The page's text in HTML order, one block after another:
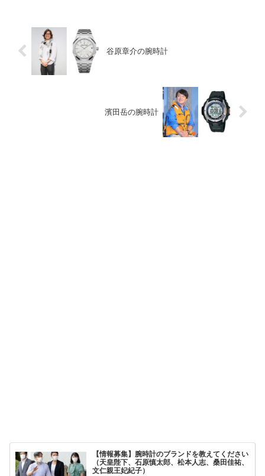
谷原章介の腕時計
濱田岳の腕時計
【情報募集】腕時計のブランドを教えてください
（天皇陛下、石原慎太郎、松本人志、桑田佳祐、
文仁親王妃紀子）